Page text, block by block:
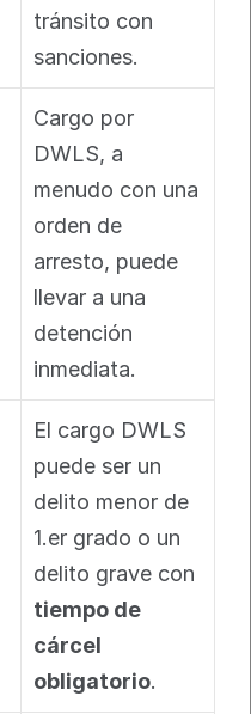
tránsito con
sanciones.
Cargo por
DWLS, a
menudo con una
orden de
arresto, puede
llevar a una
detención
inmediata.
El cargo DWLS
puede ser un
delito menor de
1.er grado o un
tiempo de
cárcel
obligatorio.